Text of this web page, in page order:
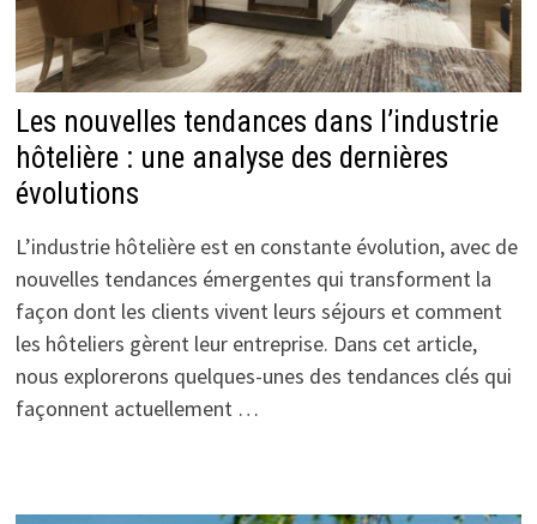
Les nouvelles tendances dans l’industrie
hôtelière : une analyse des dernières
évolutions
L’industrie hôtelière est en constante évolution, avec de
nouvelles tendances émergentes qui transforment la
façon dont les clients vivent leurs séjours et comment
les hôteliers gèrent leur entreprise. Dans cet article,
nous explorerons quelques-unes des tendances clés qui
façonnent actuellement …